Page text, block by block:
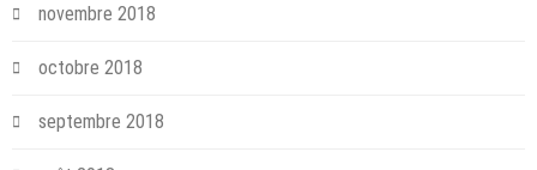
novembre 2018
octobre 2018
septembre 2018